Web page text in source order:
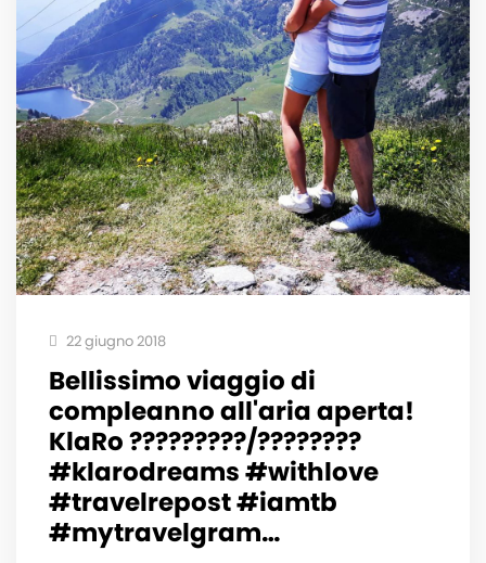
22 giugno 2018
Bellissimo viaggio di
compleanno all'aria aperta!
KlaRo ?????????/????????
#klarodreams #withlove
#travelrepost #iamtb
#mytravelgram…